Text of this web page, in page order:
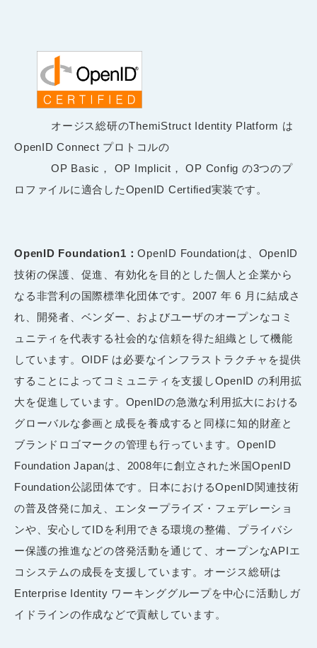
オージス総研のThemiStruct Identity Platform は
OpenID Connect プロトコルの
OP Basic， OP Implicit， OP Config の3つのプ
ロファイルに適合したOpenID Certified実装です。
OpenID Foundation1 ：OpenID Foundationは、OpenID
技術の保護、促進、有効化を目的とした個人と企業から
なる非営利の国際標準化団体です。2007 年 6 月に結成さ
れ、開発者、ベンダー、およびユーザのオープンなコミ
ュニティを代表する社会的な信頼を得た組織として機能
しています。OIDF は必要なインフラストラクチャを提供
することによってコミュニティを支援しOpenID の利用拡
大を促進しています。OpenIDの急激な利用拡大における
グローバルな参画と成長を養成すると同様に知的財産と
ブランドロゴマークの管理も行っています。OpenID
Foundation Japanは、2008年に創立された米国OpenID
Foundation公認団体です。日本におけるOpenID関連技術
の普及啓発に加え、エンタープライズ・フェデレーショ
ンや、安心してIDを利用できる環境の整備、プライバシ
ー保護の推進などの啓発活動を通じて、オープンなAPIエ
コシステムの成長を支援しています。オージス総研は
Enterprise Identity ワーキンググループを中心に活動しガ
イドラインの作成などで貢献しています。